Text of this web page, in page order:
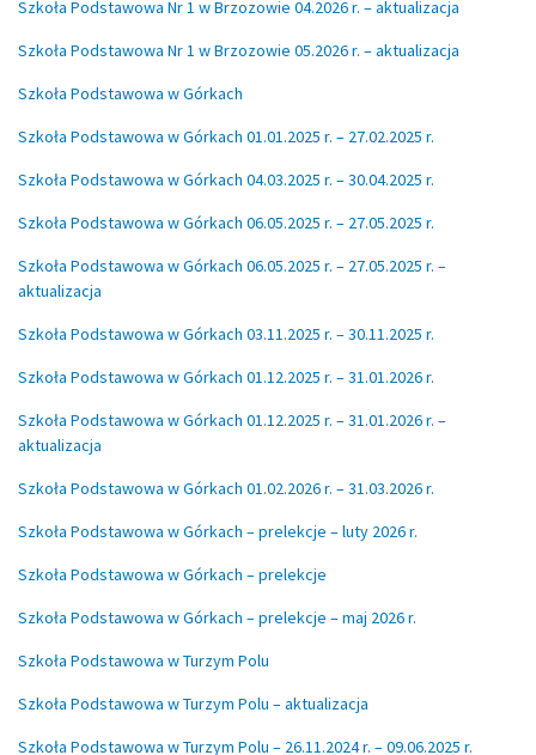
Szkoła Podstawowa Nr 1 w Brzozowie 04.2026 r. – aktualizacja
Szkoła Podstawowa Nr 1 w Brzozowie 05.2026 r. – aktualizacja
Szkoła Podstawowa w Górkach
Szkoła Podstawowa w Górkach 01.01.2025 r. – 27.02.2025 r.
Szkoła Podstawowa w Górkach 04.03.2025 r. – 30.04.2025 r.
Szkoła Podstawowa w Górkach 06.05.2025 r. – 27.05.2025 r.
Szkoła Podstawowa w Górkach 06.05.2025 r. – 27.05.2025 r. –
aktualizacja
Szkoła Podstawowa w Górkach 03.11.2025 r. – 30.11.2025 r.
Szkoła Podstawowa w Górkach 01.12.2025 r. – 31.01.2026 r.
Szkoła Podstawowa w Górkach 01.12.2025 r. – 31.01.2026 r. –
aktualizacja
Szkoła Podstawowa w Górkach 01.02.2026 r. – 31.03.2026 r.
Szkoła Podstawowa w Górkach – prelekcje – luty 2026 r.
Szkoła Podstawowa w Górkach – prelekcje
Szkoła Podstawowa w Górkach – prelekcje – maj 2026 r.
Szkoła Podstawowa w Turzym Polu
Szkoła Podstawowa w Turzym Polu – aktualizacja
Szkoła Podstawowa w Turzym Polu – 26.11.2024 r. – 09.06.2025 r.